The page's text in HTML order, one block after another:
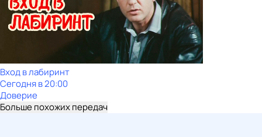
Вход в лабиринт
Сегодня в 20:00
Доверие
Больше похожих передач